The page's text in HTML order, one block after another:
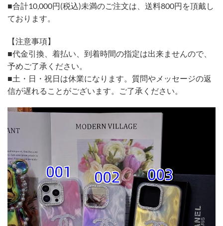
■合計10,000円(税込)未満のご注文は、送料800円を頂戴し
ております。
【注意事項】
■代金引換、着払い、到着時間の指定は出来ませんので、
予めご了承ください。
■土・日・祝日は休業になります。質問やメッセージの返
信が遅れることがございます。ご了承ください。